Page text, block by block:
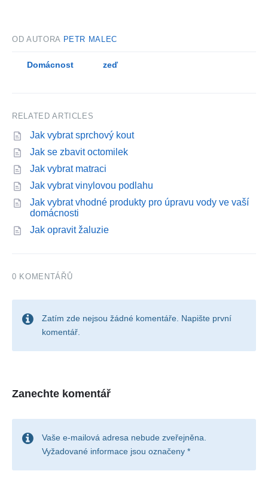
OD AUTORA PETR MALEC
Domácnost zeď
RELATED ARTICLES
Jak vybrat sprchový kout
Jak se zbavit octomilek
Jak vybrat matraci
Jak vybrat vinylovou podlahu
Jak vybrat vhodné produkty pro úpravu vody ve vaší
domácnosti
Jak opravit žaluzie
0 KOMENTÁŘŮ
Zatím zde nejsou žádné komentáře. Napište první
komentář.
Zanechte komentář
Vaše e-mailová adresa nebude zveřejněna.
Vyžadované informace jsou označeny *